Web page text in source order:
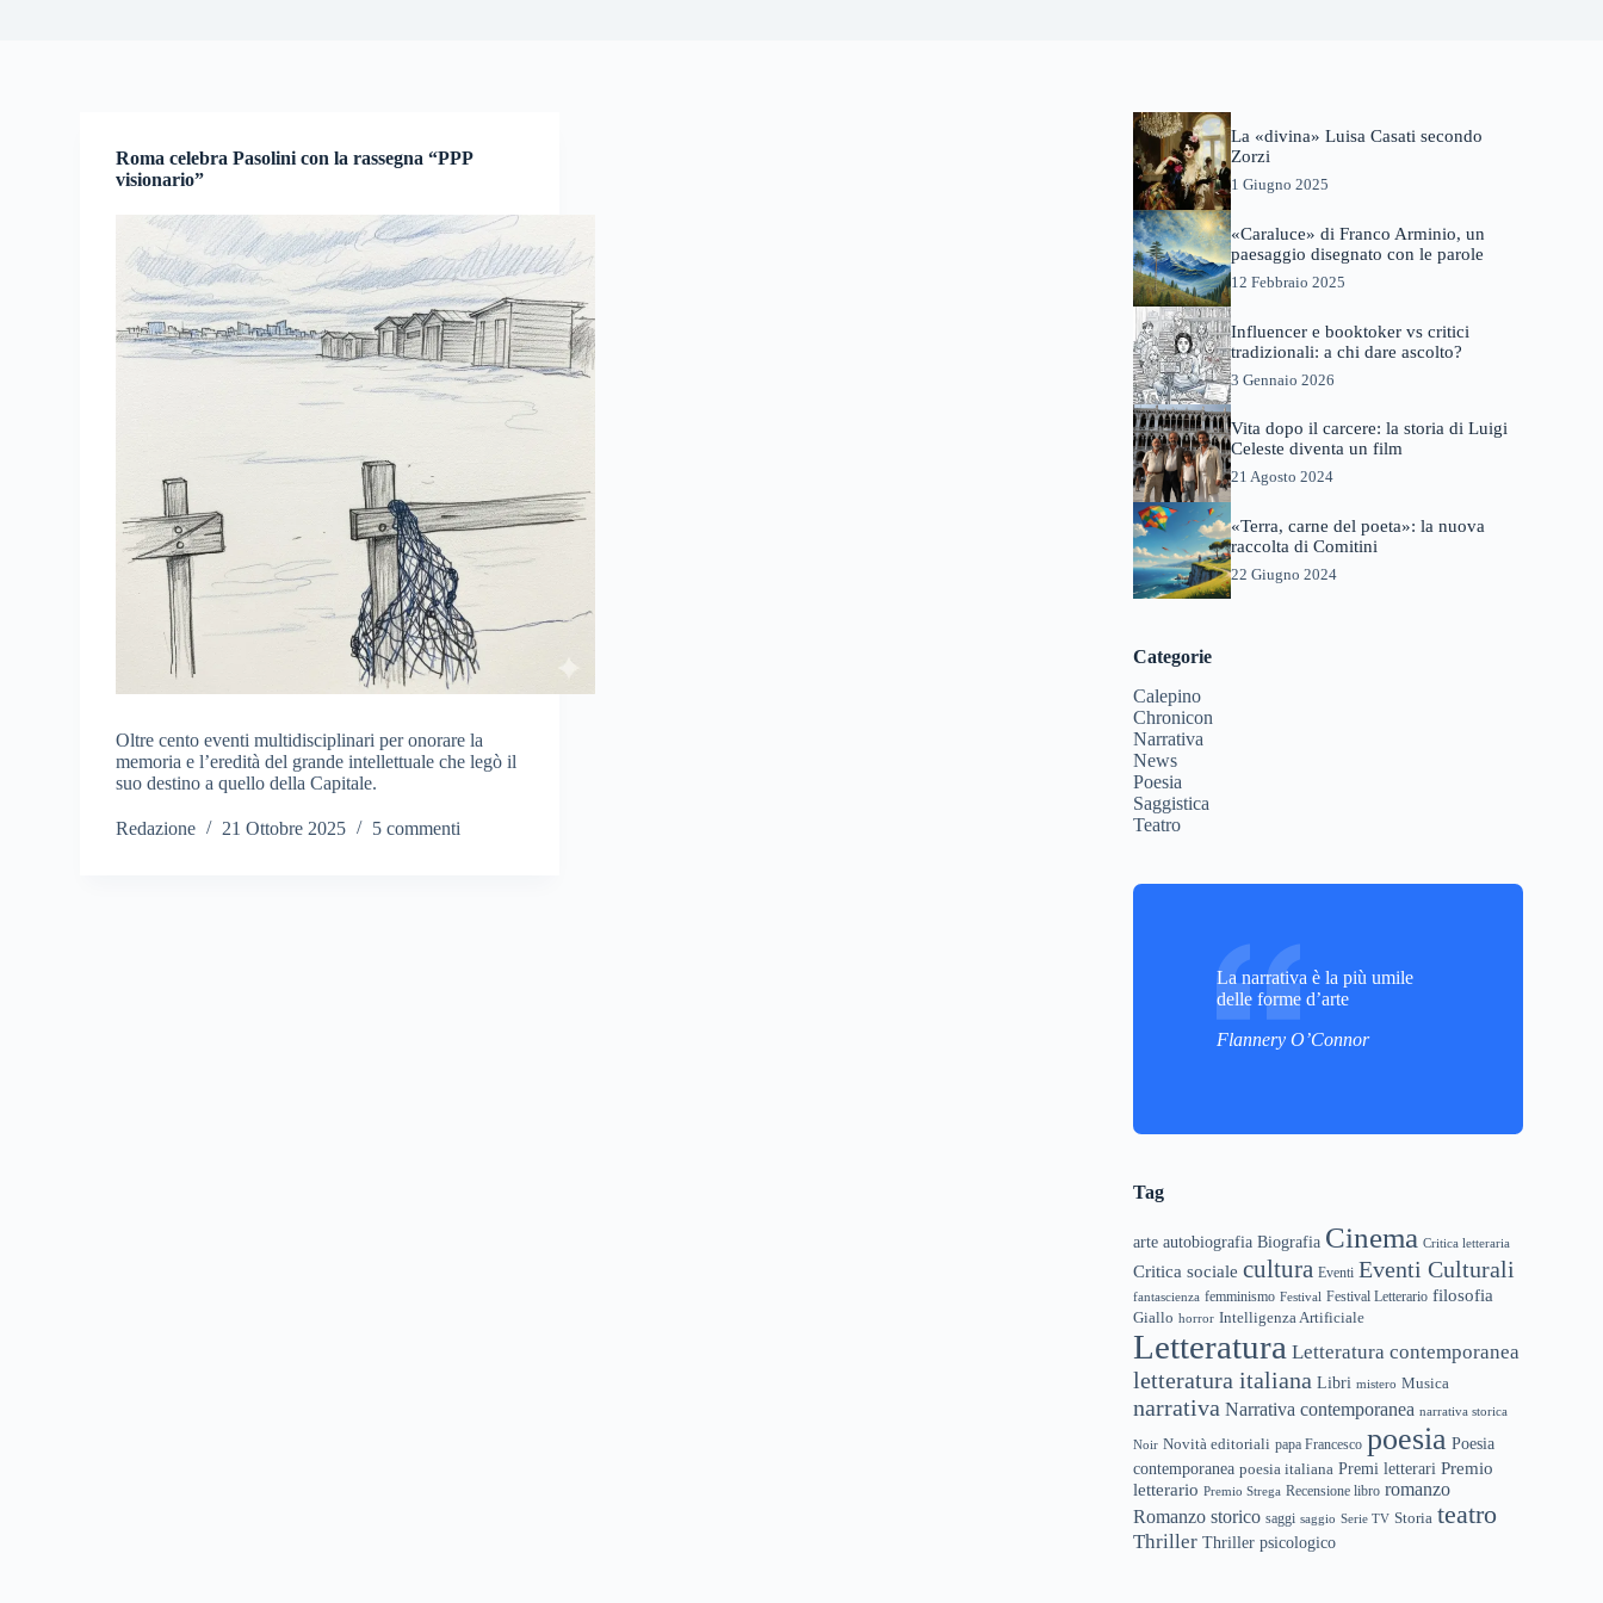
Roma celebra Pasolini con la rassegna “PPP
visionario”
Oltre cento eventi multidisciplinari per onorare la
memoria e l’eredità del grande intellettuale che legò il
suo destino a quello della Capitale.
Redazione 21 Ottobre 2025 5 commenti
La «divina» Luisa Casati secondo
Zorzi
1 Giugno 2025
«Caraluce» di Franco Arminio, un
paesaggio disegnato con le parole
12 Febbraio 2025
Influencer e booktoker vs critici
tradizionali: a chi dare ascolto?
3 Gennaio 2026
Vita dopo il carcere: la storia di Luigi
Celeste diventa un film
21 Agosto 2024
«Terra, carne del poeta»: la nuova
raccolta di Comitini
22 Giugno 2024
Categorie
Calepino
Chronicon
Narrativa
News
Poesia
Saggistica
Teatro
La narrativa è la più umile
delle forme d’arte
Flannery O’Connor
Tag
arte autobiografia Biografia Cinema Critica letteraria
Critica sociale cultura Eventi Eventi Culturali
fantascienza femminismo Festival Festival Letterario filosofia
Giallo horror Intelligenza Artificiale
Letteratura Letteratura contemporanea
letteratura italiana Libri mistero Musica
narrativa Narrativa contemporanea narrativa storica
Noir Novità editoriali papa Francesco poesia Poesia
contemporanea poesia italiana Premi letterari Premio
letterario Premio Strega Recensione libro romanzo
Romanzo storico saggi saggio Serie TV Storia teatro
Thriller Thriller psicologico